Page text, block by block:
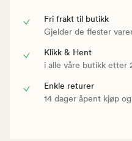
Fri frakt til butikk
Gjelder de flester
Klikk & Hent
i alle våre butikk etter
Enkle returer
14 dager åpent kjøp